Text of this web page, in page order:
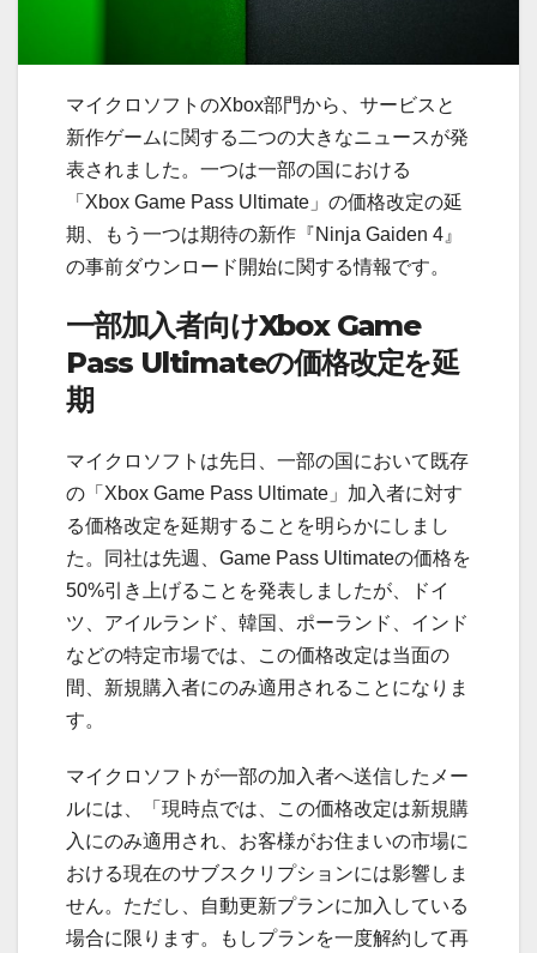
マイクロソフトのXbox部門から、サービスと
新作ゲームに関する二つの大きなニュースが発
表されました。一つは一部の国における
「Xbox Game Pass Ultimate」の価格改定の延
期、もう一つは期待の新作『Ninja Gaiden 4』
の事前ダウンロード開始に関する情報です。
一部加入者向けXbox Game
Pass Ultimateの価格改定を延
期
マイクロソフトは先日、一部の国において既存
の「Xbox Game Pass Ultimate」加入者に対す
る価格改定を延期することを明らかにしまし
た。同社は先週、Game Pass Ultimateの価格を
50%引き上げることを発表しましたが、ドイ
ツ、アイルランド、韓国、ポーランド、インド
などの特定市場では、この価格改定は当面の
間、新規購入者にのみ適用されることになりま
す。
マイクロソフトが一部の加入者へ送信したメー
ルには、「現時点では、この価格改定は新規購
入にのみ適用され、お客様がお住まいの市場に
おける現在のサブスクリプションには影響しま
せん。ただし、自動更新プランに加入している
場合に限ります。もしプランを一度解約して再